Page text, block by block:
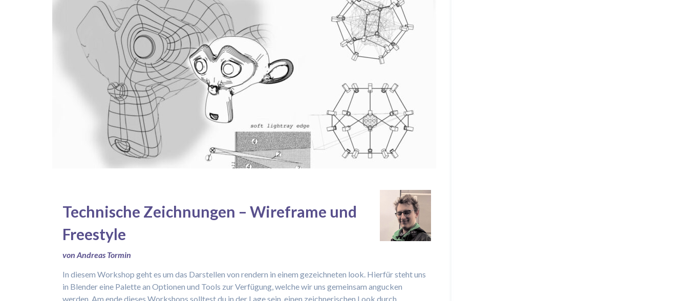
Technische Zeichnungen – Wireframe und
Freestyle
von Andreas Tormin
In diesem Workshop geht es um das Darstellen von rendern in einem gezeichneten look. Hierfür steht uns
in Blender eine Palette an Optionen und Tools zur Verfügung, welche wir uns gemeinsam angucken
werden. Am ende dieses Workshops solltest du in der Lage sein, einen zeichnerischen Look durch